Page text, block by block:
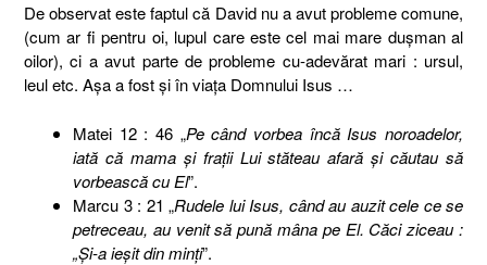
De observat este faptul că David nu a avut probleme comune,
(cum ar fi pentru oi, lupul care este cel mai mare duşman al
oilor), ci a avut parte de probleme cu-adevărat mari : ursul,
leul etc. Aşa a fost şi în viaţa Domnului Isus …
Matei 12 : 46 „Pe când vorbea încă Isus noroadelor,
iată că mama şi fraţii Lui stăteau afară şi căutau să
vorbească cu El”.
Marcu 3 : 21 „Rudele lui Isus, când au auzit cele ce se
petreceau, au venit să pună mâna pe El. Căci ziceau :
„Şi-a ieşit din minţi”.